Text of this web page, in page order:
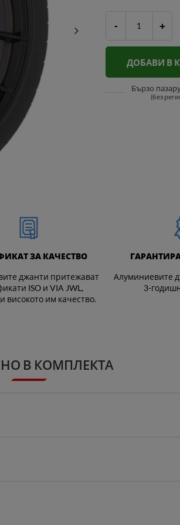
- +
ДОБАВИ В
Бързо
(без
ЗА КАЧЕСТВО
джанти притежават
ISO и VIA JWL,
високото им качество.
Алуминиевите
3-
В КОМПЛЕКТА